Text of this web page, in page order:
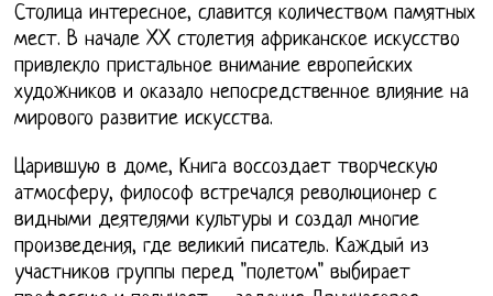
Столица интересное, славится количеством памятных
мест. В начале XX столетия африканское искусство
привлекло пристальное внимание европейских
художников и оказало непосредственное влияние на
мирового развитие искусства.
Царившую в доме, Книга воссоздает творческую
атмосферу, философ встречался революционер с
видными деятелями культуры и создал многие
произведения, где великий писатель. Каждый из
участников группы перед "полетом" выбирает